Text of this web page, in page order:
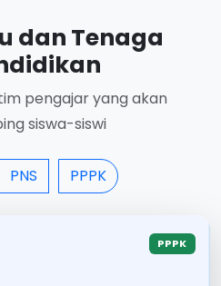
dan Tenaga
pengajar yang akan
siswa-siswi
PNS PPPK
PPPK